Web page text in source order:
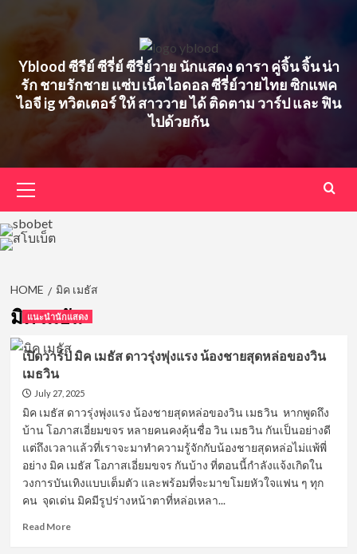
Yblood ซีรีย์ ซีรี่ย์ ซีรี่ย์วาย นักแสดง ดารา คู่จิ้น จิ้น น่า
รัก ชายรักชาย แซ่บ เน็ตไอดอล ซีรี่ย์วายไทย ซิกแพค
ไอจี ig ทวิตเตอร์ ให้ สาววาย ได้ ติดตาม วาร์ป และ ฟิน
ไปด้วยกัน
Menu
HOME มิค เมธัส
มิค เมธัส
แนะนำนักแสดง
เปิดวาร์ป มิค เมธัส ดาวรุ่งพุ่งแรง น้องชายสุดหล่อของวิน
เมธวิน
July 27, 2025
มิค เมธัส ดาวรุ่งพุ่งแรง น้องชายสุดหล่อของวิน เมธวิน หากพูดถึง
บ้าน โอภาสเอี่ยมขจร หลายคนคงคุ้นชื่อ วิน เมธวิน กันเป็นอย่างดี
แต่ถึงเวลาแล้วที่เราจะมาทำความรู้จักกับน้องชายสุดหล่อไม่แพ้พี่
อย่าง มิค เมธัส โอภาสเอี่ยมขจร กันบ้าง ที่ตอนนี้กำลังแจ้งเกิดใน
วงการบันเทิงแบบเต็มตัว และพร้อมที่จะมาขโมยหัวใจแฟน ๆ ทุก
คน จุดเด่น มิคมีรูปร่างหน้าตาที่หล่อเหลา...
Read MoreRead